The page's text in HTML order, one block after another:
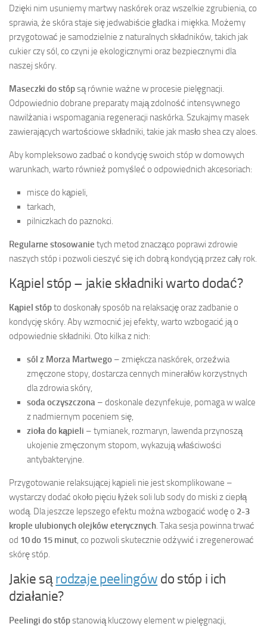
Dzięki nim usuniemy martwy naskórek oraz wszelkie zgrubienia, co
sprawia, że skóra staje się jedwabiście gładka i miękka. Możemy
przygotować je samodzielnie z naturalnych składników, takich jak
cukier czy sól, co czyni je ekologicznymi oraz bezpiecznymi dla
naszej skóry.
Maseczki do stópsą równie ważne w procesie pielęgnacji.
Odpowiednio dobrane preparaty mają zdolność intensywnego
nawilżania i wspomagania regeneracji naskórka. Szukajmy masek
zawierających wartościowe składniki, takie jak masło shea czy aloes.
Aby kompleksowo zadbać o kondycję swoich stóp w domowych
warunkach, warto również pomyśleć o odpowiednich akcesoriach:
misce do kąpieli,
tarkach,
pilniczkach do paznokci.
Regularne stosowanie tych metod znacząco poprawi zdrowie
naszych stóp i pozwoli cieszyć się ich dobrą kondycją przez cały rok.
Kąpiel stóp – jakie składniki warto dodać?
Kąpiel stópto doskonały sposób na relaksację oraz zadbanie o
kondycję skóry. Aby wzmocnić jej efekty, warto wzbogacić ją o
odpowiednie składniki. Oto kilka z nich:
sól z Morza Martwego – zmiękcza naskórek, orzeźwia
zmęczone stopy, dostarcza cennych minerałów korzystnych
dla zdrowia skóry,
soda oczyszczona – doskonale dezynfekuje, pomaga w walce
z nadmiernym poceniem się,
zioła do kąpieli – tymianek, rozmaryn, lawenda przynoszą
ukojenie zmęczonym stopom, wykazują właściwości
antybakteryjne.
Przygotowanie relaksującej kąpieli nie jest skomplikowane –
wystarczy dodać około pięciu łyżek soli lub sody do miski z ciepłą
wodą. Dla jeszcze lepszego efektu można wzbogacić wodę o 2-3
krople ulubionych olejków eterycznych. Taka sesja powinna trwać
od 10 do 15 minut, co pozwoli skutecznie odżywić i zregenerować
skórę stóp.
Jakie sąrodzaje peelingów do stóp i ich
działanie?
Peelingi do stópstanowią kluczowy element w pielęgnacji,